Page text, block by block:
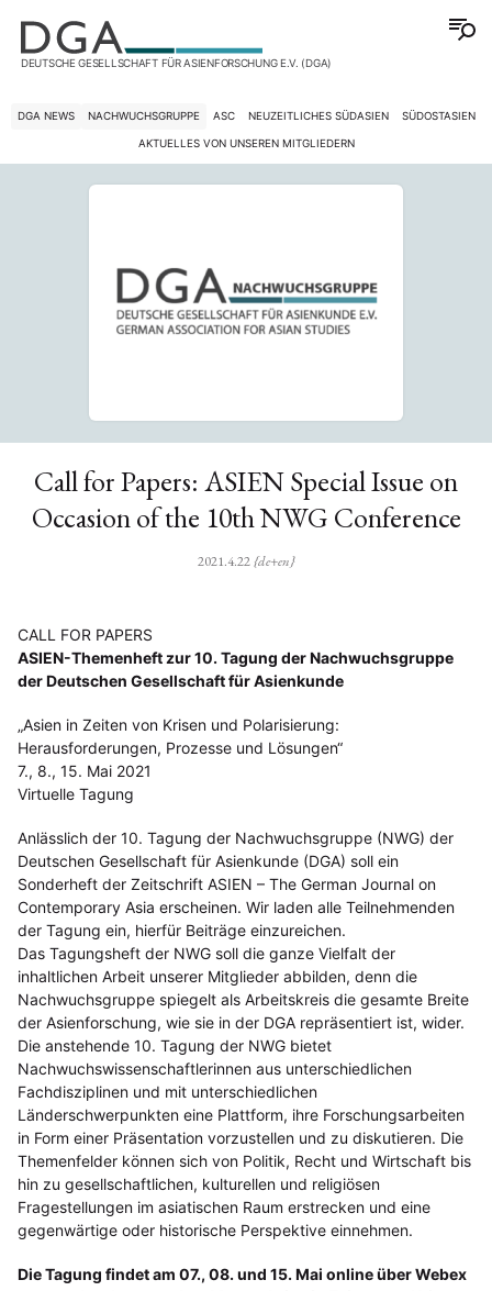
DEUTSCHE GESELLSCHAFT FÜR ASIENFORSCHUNG E.V. (DGA)
DGA NEWS NACHWUCHSGRUPPE ASC NEUZEITLICHES SÜDASIEN SÜDOSTASIEN
AKTUELLES VON UNSEREN MITGLIEDERN
Call for Papers: ASIEN Special Issue on
Occasion of the 10th NWG Conference
2021.4.22{de+en}
CALL FOR PAPERS
ASIEN-Themenheft zur 10. Tagung der Nachwuchsgruppe
der Deutschen Gesellschaft für Asienkunde
„Asien in Zeiten von Krisen und Polarisierung:
Herausforderungen, Prozesse und Lösungen“
7., 8., 15. Mai 2021
Virtuelle Tagung
Anlässlich der 10. Tagung der Nachwuchsgruppe (NWG) der
Deutschen Gesellschaft für Asienkunde (DGA) soll ein
Sonderheft der Zeitschrift ASIEN – The German Journal on
Contemporary Asia erscheinen. Wir laden alle Teilnehmenden
der Tagung ein, hierfür Beiträge einzureichen.
Das Tagungsheft der NWG soll die ganze Vielfalt der
inhaltlichen Arbeit unserer Mitglieder abbilden, denn die
Nachwuchsgruppe spiegelt als Arbeitskreis die gesamte Breite
der Asienforschung, wie sie in der DGA repräsentiert ist, wider.
Die anstehende 10. Tagung der NWG bietet
Nachwuchswissenschaftlerinnen aus unterschiedlichen
Fachdisziplinen und mit unterschiedlichen
Länderschwerpunkten eine Plattform, ihre Forschungsarbeiten
in Form einer Präsentation vorzustellen und zu diskutieren. Die
Themenfelder können sich von Politik, Recht und Wirtschaft bis
hin zu gesellschaftlichen, kulturellen und religiösen
Fragestellungen im asiatischen Raum erstrecken und eine
gegenwärtige oder historische Perspektive einnehmen.
Die Tagung findet am 07., 08. und 15. Mai online über Webex